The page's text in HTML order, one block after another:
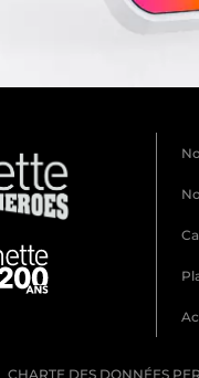
CHARTE DES DONNÉES